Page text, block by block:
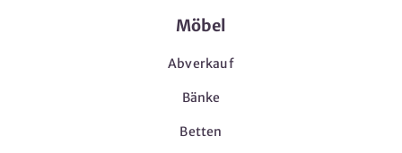
Möbel
Abverkauf
Bänke
Betten